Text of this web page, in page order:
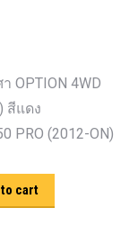
OPTION 4WD
สีแดง
PRO (2012-ON)
cart